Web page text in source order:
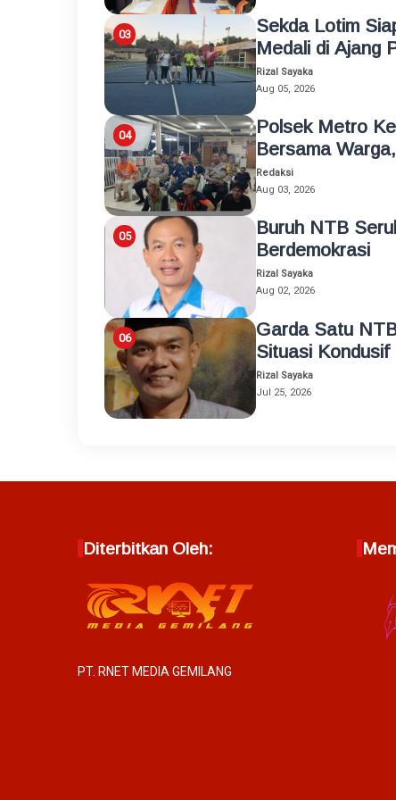
Sekda Lotim
Medali di Ajang
Rizal Sayaka
Aug 05, 2026
Polsek Metro
Bersama
Redaksi
Aug 03, 2026
Buruh NTB
Berdemokrasi
Rizal Sayaka
Aug 02, 2026
Garda Satu
Situasi Kondusif
Rizal Sayaka
Jul 25, 2026
Diterbitkan Oleh:
PT. RNET MEDIA GEMILANG